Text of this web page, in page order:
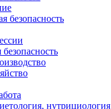
безопасность
нутрициология